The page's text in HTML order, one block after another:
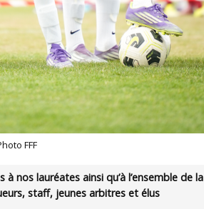
Photo FFF
nos lauréates ainsi qu’à l’ensemble de la
staff, jeunes arbitres et élus